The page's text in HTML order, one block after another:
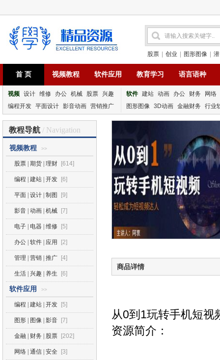
股票 创业 图形图像
首 页 视频教程 软件应用 教育学习 语言语种
视频 设计 维修 办公 机械 股票 兴趣
编程开发 平面设计 影音动画 营销推广
软件 建站 动画 办公 财务
网络
图形图像 3D动画 金融财务 行业
教程导航 / Navigation
视频教程 >>
股票 | 期货 | 理财 [614]
编程 | 建站 | 开发 [6]
平面 | 设计 | 制图 [9]
影音 | 动画 | 机械 [7]
电子 | 电器 | 维修 [5]
办公 | 软件 | 应用 [2]
管理 | 营销 | 推广 [4]
生活 | 兴趣 | 养生 [6]
软件应用 >>
编程 | 建站 | 开发 [5]
图形 | 图像 | 影音 [7]
金融 | 财务 | 股票 [202]
网络 | 通信 | 安全 [3]
商品详情
从0到1玩转手机短
资源简介：